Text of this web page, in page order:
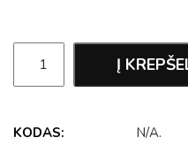
Į
KODAS: N/A.